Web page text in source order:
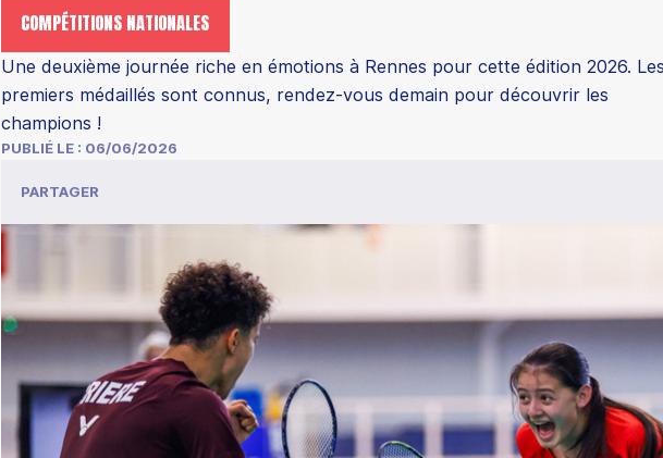
COMPÉTITIONS NATIONALES
Une deuxième journée riche en émotions à Rennes pour cette édition 2026.
premiers médaillés sont connus, rendez-vous demain pour découvrir les
champions !
PUBLIÉ LE : 06/06/2026
PARTAGER